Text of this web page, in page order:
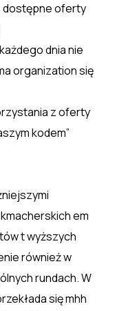
dostępne oferty
dnia nie
organization się
z oferty
kodem”
em
t wyższych
również w
rundach. W
się mhh